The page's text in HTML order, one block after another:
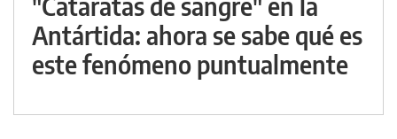
Antártida: ahora se sabe qué es
este fenómeno puntualmente